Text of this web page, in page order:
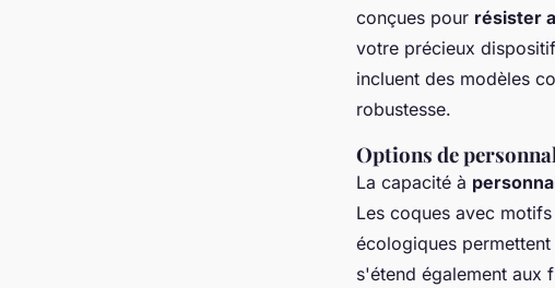
conçues pour résister
votre précieux
incluent des modèles
robustesse.
Options de
La capacité à
Les coques avec
écologiques
s'étend également aux